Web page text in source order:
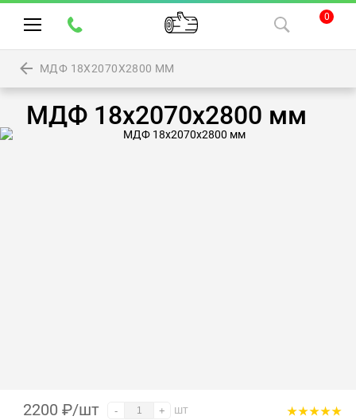
0
МДФ 18Х2070Х2800 ММ
МДФ 18х2070х2800 мм
2200 ₽/шт - + шт